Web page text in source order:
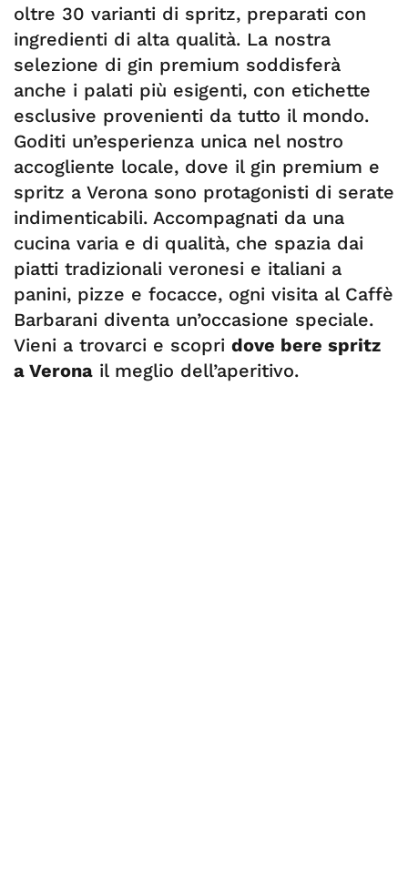
oltre 30 varianti di spritz, preparati con
ingredienti di alta qualità. La nostra
selezione di gin premium soddisferà
anche i palati più esigenti, con etichette
esclusive provenienti da tutto il mondo.
Goditi un’esperienza unica nel nostro
accogliente locale, dove il gin premium e
spritz a Verona sono protagonisti di serate
indimenticabili. Accompagnati da una
cucina varia e di qualità, che spazia dai
piatti tradizionali veronesi e italiani a
panini, pizze e focacce, ogni visita al Caffè
Barbarani diventa un’occasione speciale.
Vieni a trovarci e scopri dove bere spritz
a Verona il meglio dell’aperitivo.